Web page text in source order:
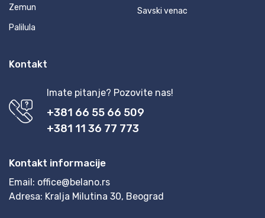
Zemun
Palilula
Savski venac
Kontakt
Imate pitanje? Pozovite nas!
+381 66 55 66 509
+381 11 36 77 773
Kontakt informacije
Email: office@belano.rs
Adresa: Kralja Milutina 30, Beograd